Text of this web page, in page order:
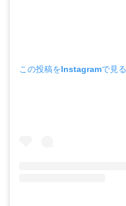
この投稿をInstagramで見る